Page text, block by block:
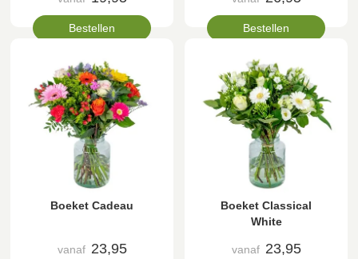
Bestellen Bestellen
Boeket Cadeau
vanaf 23,95
Boeket Classical
White
vanaf 23,95